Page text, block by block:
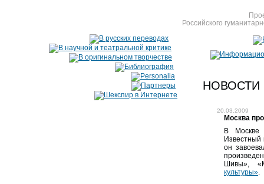
Российского
НОВОСТИ
20.03.2009
Москва
В Москве
Известный
он
Шивы»,
культуры».